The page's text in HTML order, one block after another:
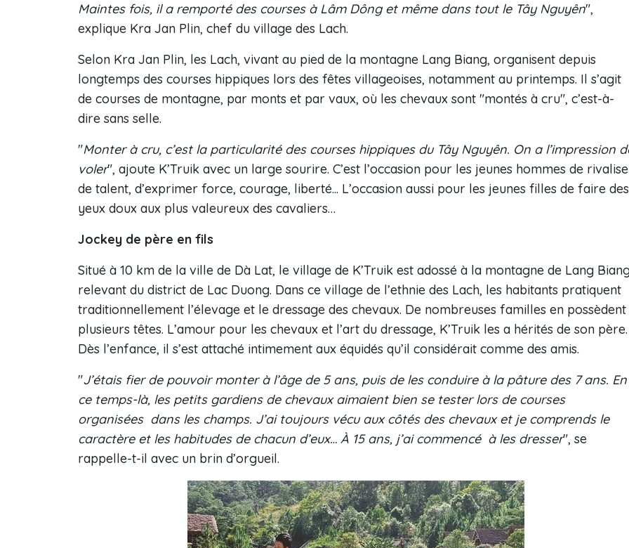
Maintes fois, il a remporté des courses à Lâm Dông et même dans tout le Tây Nguyên",
explique Kra Jan Plin, chef du village des Lach.
Selon Kra Jan Plin, les Lach, vivant au pied de la montagne Lang Biang, organisent depuis
longtemps des courses hippiques lors des fêtes villageoises, notamment au printemps. Il s’agit
de courses de montagne, par monts et par vaux, où les chevaux sont "montés à cru", c’est-à-
dire sans selle.
"Monter à cru, c’est la particularité des courses hippiques du Tây Nguyên. On a l’impression
voler", ajoute K’Truik avec un large sourire. C’est l’occasion pour les jeunes hommes de
de talent, d’exprimer force, courage, liberté... L’occasion aussi pour les jeunes filles de faire des
yeux doux aux plus valeureux des cavaliers…
Jockey de père en fils
Situé à 10 km de la ville de Dà Lat, le village de K’Truik est adossé à la montagne de Lang
relevant du district de Lac Duong. Dans ce village de l’ethnie des Lach, les habitants pratiquent
traditionnellement l’élevage et le dressage des chevaux. De nombreuses familles en possèdent
plusieurs têtes. L’amour pour les chevaux et l’art du dressage, K’Truik les a hérités de son père.
Dès l’enfance, il s’est attaché intimement aux équidés qu’il considérait comme des amis.
"J’étais fier de pouvoir monter à l’âge de 5 ans, puis de les conduire à la pâture des 7 ans. En
ce temps-là, les petits gardiens de chevaux aimaient bien se tester lors de courses
organisées dans les champs. J’ai toujours vécu aux côtés des chevaux et je comprends le
caractère et les habitudes de chacun d’eux… À 15 ans, j’ai commencé à les dresser", se
rappelle-t-il avec un brin d’orgueil.